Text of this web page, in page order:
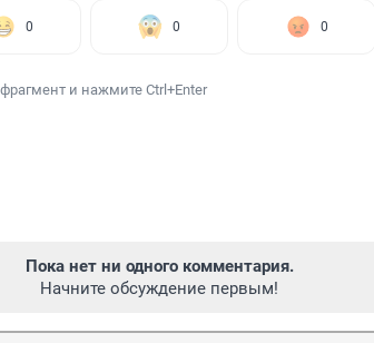
0 0 0
и нажмите Ctrl+Enter
Пока нет ни одного комментария.
Начните обсуждение первым!